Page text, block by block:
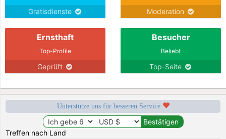
Gratisdienste Moderation
Ernsthaft
Top-Profile
Geprüft
Besucher
Beliebt
Top-Seite
Unterstütze uns für besseren Service
Treffen nach Land